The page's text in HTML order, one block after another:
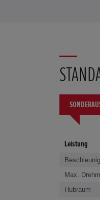
Leistung
Max.
Hubraum